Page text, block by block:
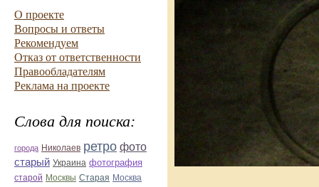
О проекте
Вопросы и ответы
Рекомендуем
Отказ от ответственности
Правообладателям
Реклама на проекте
Слова для поиска:
города Николаев ретро фото
старый Украина фотография
старой Москвы Старая Москва